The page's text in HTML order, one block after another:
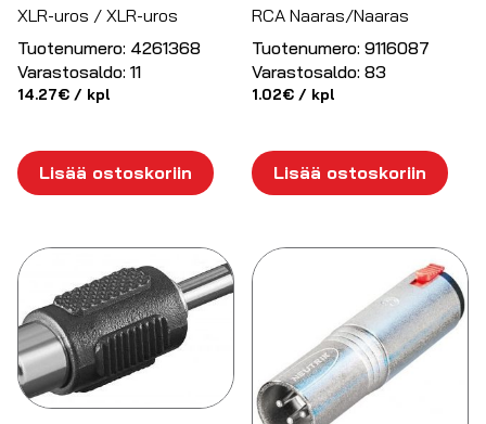
XLR-uros / XLR-uros
Tuotenumero: 4261368
Varastosaldo: 11
14.27€ / kpl
Lisää ostoskoriin
RCA Naaras/Naaras
Tuotenumero: 9116087
Varastosaldo: 83
1.02€ / kpl
Lisää ostoskoriin